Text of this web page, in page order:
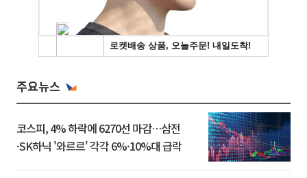
주요뉴스
코스피, 4% 하락에 6270선 마감…삼전
·SK하닉 '와르르' 각각 6%·10%대 급락